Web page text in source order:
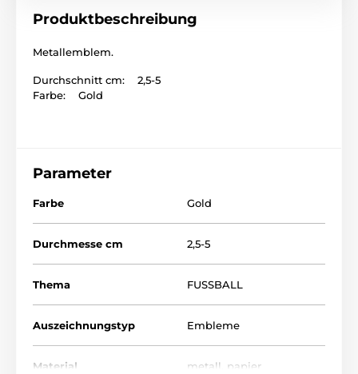
Produktbeschreibung
Metallemblem.
Durchschnitt cm: 2,5-5
Farbe: Gold
Parameter
Farbe Gold
Durchmesse cm 2,5-5
Thema FUSSBALL
Auszeichnungstyp Embleme
Material metall papier